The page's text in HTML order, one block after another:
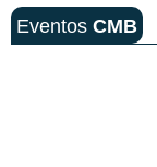
Eventos CMB